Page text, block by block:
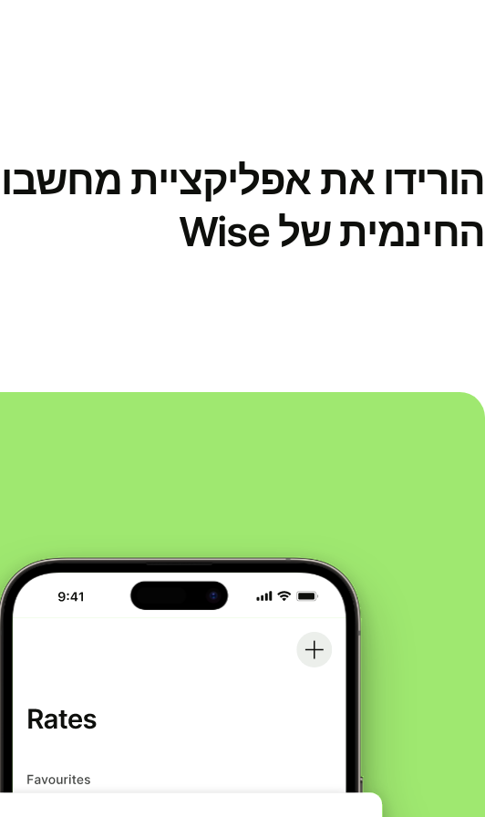
הורידו את אפליקציית
החינמית של Wise